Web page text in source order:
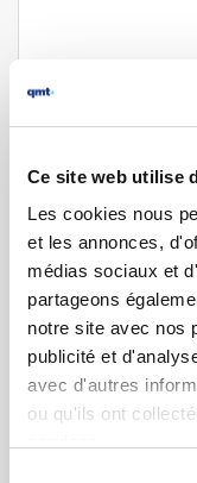
Ce site web utilise
Les cookies nous
et les annonces,
médias sociaux et
partageons
notre site avec nos
publicité et
avec d'autres
ou qu'ils ont
pour le